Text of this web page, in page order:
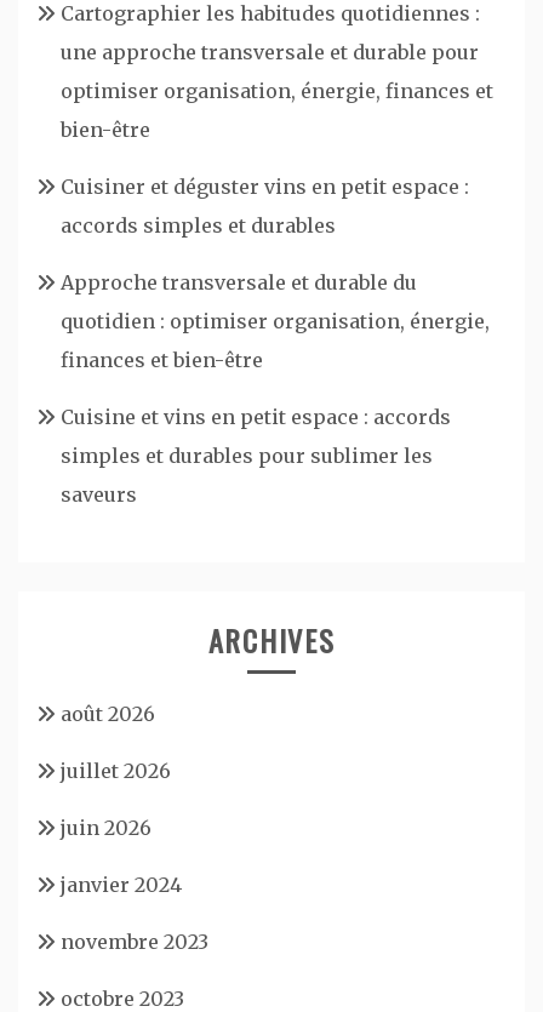
Cartographier les habitudes quotidiennes :
une approche transversale et durable pour
optimiser organisation, énergie, finances et
bien-être
Cuisiner et déguster vins en petit espace :
accords simples et durables
Approche transversale et durable du
quotidien : optimiser organisation, énergie,
finances et bien-être
Cuisine et vins en petit espace : accords
simples et durables pour sublimer les
saveurs
ARCHIVES
août 2026
juillet 2026
juin 2026
janvier 2024
novembre 2023
octobre 2023